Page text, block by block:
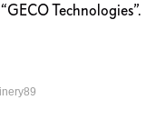
Technologies”.